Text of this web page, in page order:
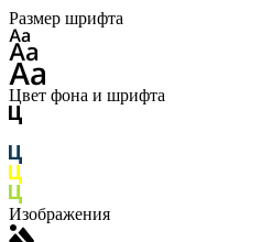
Размер шрифта
Цвет фона и шрифта
Изображения